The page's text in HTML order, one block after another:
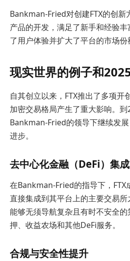
Bankman-Fried对创建FTX的创新
产品的开发，满足了新手和经验
了用户体验并扩大了平台的市场份
现实世界的例子和
自其创立以来，FTX推出了多项开
加密交易格局产生了重大影响。到
Bankman-Fried的领导下继续发
进步。
去中心化金融（DeFi）集成
在Bankman-Fried的指导下，FTX
直接集成到其平台上的主要交易
能够无须导航复杂且有时不安全
押、收益农场和其他DeFi服务。
合规与安全性提升